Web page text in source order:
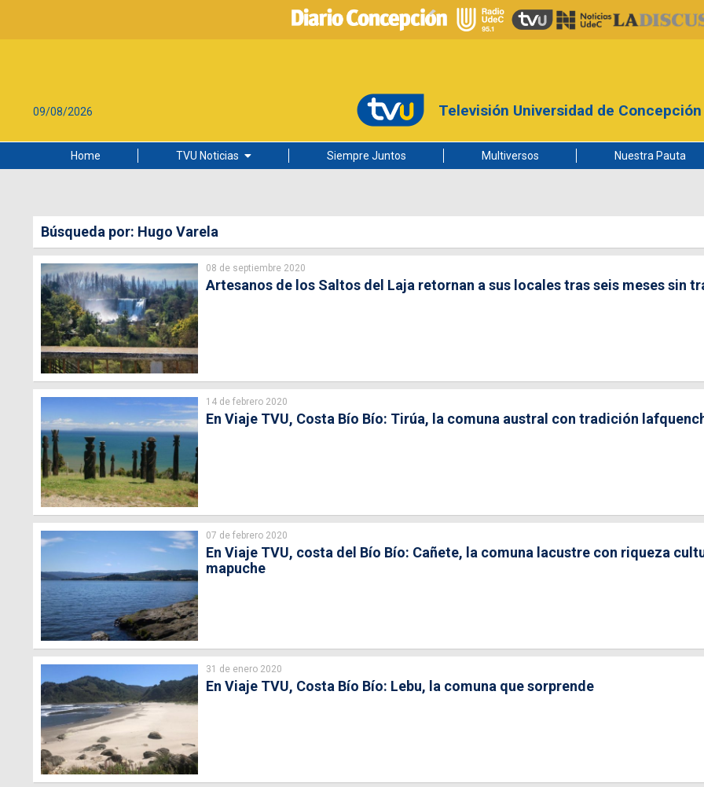
09/08/2026 Televisión Universidad de Concepción
Home TVU Noticias
Ciudad
Cultura
Universidad de Concepción
Siempre Juntos Multiversos Nuestra Pauta
Búsqueda por: Hugo Varela
08 de septiembre 2020
Artesanos de los Saltos del Laja retornan a sus locales tras seis meses sin
14 de febrero 2020
En Viaje TVU, Costa Bío Bío: Tirúa, la comuna austral con tradición
07 de febrero 2020
En Viaje TVU, costa del Bío Bío: Cañete, la comuna lacustre con riqueza
mapuche
31 de enero 2020
En Viaje TVU, Costa Bío Bío: Lebu, la comuna que sorprende